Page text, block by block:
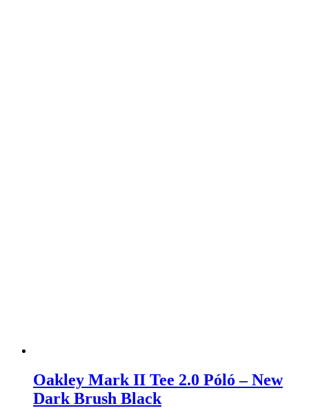
Oakley Mark II Tee 2.0 Póló – New
Dark Brush Black